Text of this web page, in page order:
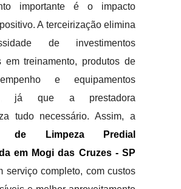
importante é o impacto
A terceirização elimina
de investimentos
em treinamento, produtos de
e equipamentos
já que a prestadora
tudo necessário. Assim, a
de Limpeza Predial
em Mogi das Cruzes - SP
serviço completo, com custos